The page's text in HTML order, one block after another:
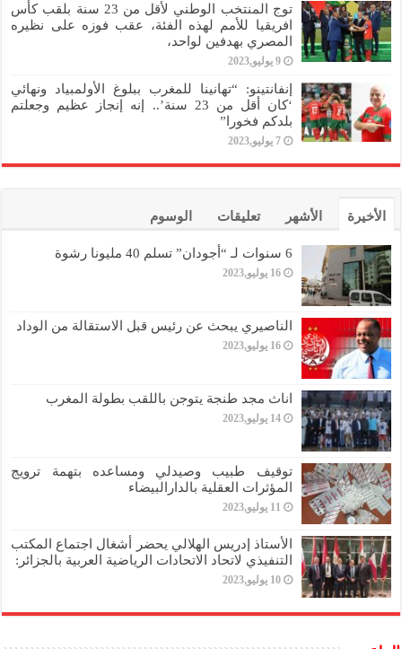
توج المنتخب الوطني لأقل من 23 سنة بلقب كأس
افريقيا للأمم لهذه الفئة، عقب فوزه على نظيره
المصري بهدفين لواحد،
9 يوليو,2023
إنفانتينو: “تهانينا للمغرب ببلوغ الأولمبياد ونهائي
‘كان أقل من 23 سنة’.. إنه إنجاز عظيم وجعلتم
بلدكم فخورا”
7 يوليو,2023
الأخيرة الأشهر تعليقات الوسوم
6 سنوات لـ “أجودان” تسلم 40 مليونا رشوة
16 يوليو,2023
الناصيري يبحث عن رئيس قبل الاستقالة من الوداد
16 يوليو,2023
اناث مجد طنجة يتوجن باللقب بطولة المغرب
14 يوليو,2023
توقيف طبيب وصيدلي ومساعده بتهمة ترويج
المؤثرات العقلية بالدارالبيضاء
11 يوليو,2023
الأستاذ إدريس الهلالي يحضر أشغال اجتماع المكتب
التنفيذي لاتحاد الاتحادات الرياضية العربية بالجزائر:
10 يوليو,2023